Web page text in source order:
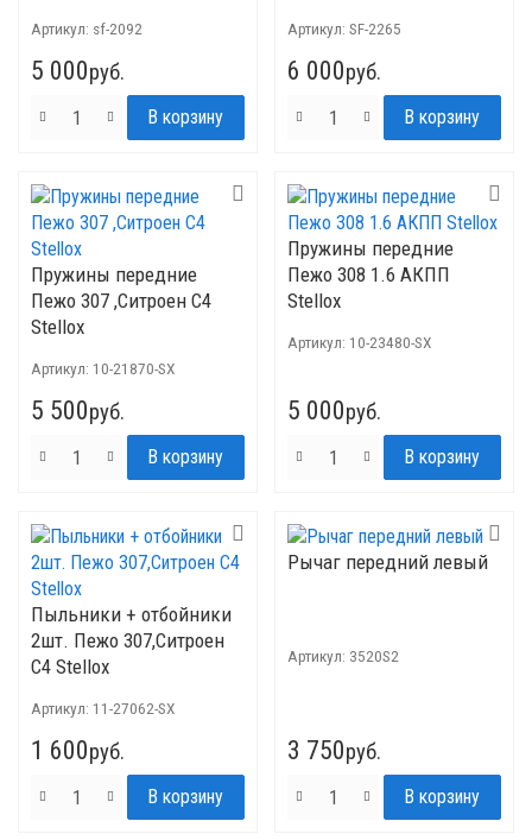
Артикул: sf-2092
5 000руб.
Артикул: SF-2265
6 000руб.
Пружины передние
Пежо 307 ,Ситроен C4
Stellox
Артикул: 10-21870-SX
5 500руб.
Пружины передние
Пежо 308 1.6 АКПП
Stellox
Артикул: 10-23480-SX
5 000руб.
Пыльники + отбойники
2шт. Пежо 307,Ситроен
С4 Stellox
Артикул: 11-27062-SX
1 600руб.
Рычаг передний левый
Артикул: 3520S2
3 750руб.